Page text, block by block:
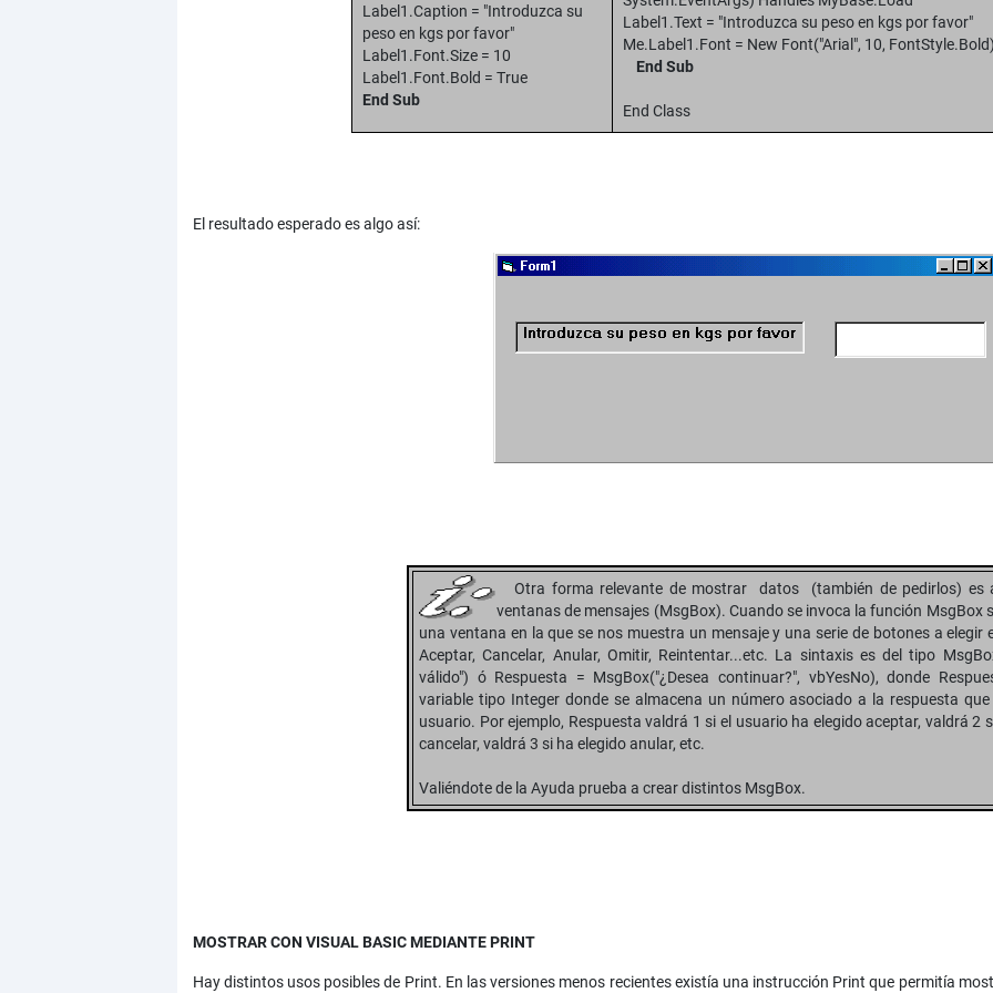
Label1.Caption = "Introduzca su
peso en kgs por favor"
Label1.Font.Size = 10
Label1.Font.Bold = True
End Sub
Label1.Text = "Introduzca su peso en kgs por favor"
Me.Label1.Font = New Font("Arial", 10,
End Sub
End Class
El resultado esperado es algo así:
Otra forma relevante de mostrar datos (también de pedirlos) es
ventanas de mensajes (MsgBox). Cuando se invoca la función MsgBox
una ventana en la que se nos muestra un mensaje y una serie de botones a elegir
Aceptar, Cancelar, Anular, Omitir, Reintentar...etc. La sintaxis es del tipo
válido") ó Respuesta = MsgBox("¿Desea continuar?", vbYesNo), donde
variable tipo Integer donde se almacena un número asociado a la respuesta
usuario. Por ejemplo, Respuesta valdrá 1 si el usuario ha elegido aceptar, valdrá 2
cancelar, valdrá 3 si ha elegido anular, etc.
Valiéndote de la Ayuda prueba a crear distintos MsgBox.
MOSTRAR CON VISUAL BASIC MEDIANTE PRINT
Hay distintos usos posibles de Print. En las versiones menos recientes existía una instrucción Print que permitía